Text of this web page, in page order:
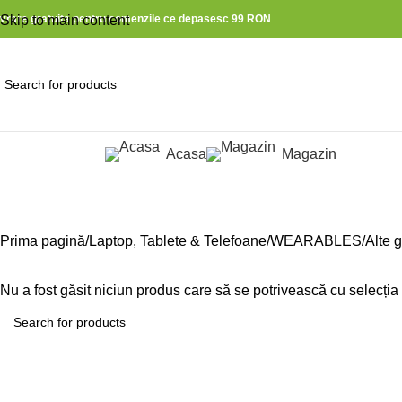
Skip to main content
gratuita pentru comenzile ce depasesc 99 RON
Acasa Magazin
Prima pagină Laptop, Tablete & Telefoane WEARABLES Alte
Nu a fost găsit niciun produs care să se potrivească cu selecția